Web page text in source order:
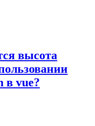
высота
в vue?